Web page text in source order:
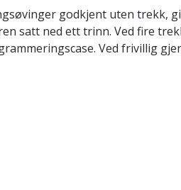
godkjent uten trekk,
satt ned ett trinn. Ved fire
Ved frivillig